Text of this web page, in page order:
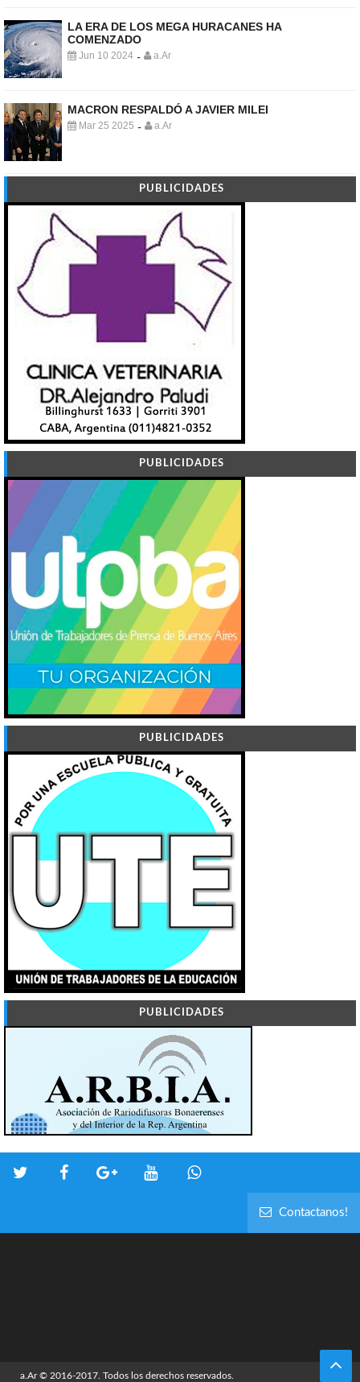
LA ERA DE LOS MEGA HURACANES HA
COMENZADO
Jun 10 2024 - a.Ar
MACRON RESPALDÓ A JAVIER MILEI
Mar 25 2025 - a.Ar
PUBLICIDADES
PUBLICIDADES
PUBLICIDADES
PUBLICIDADES
Contactanos!
a.Ar© 2016-2017. Todos los derechos reservados.